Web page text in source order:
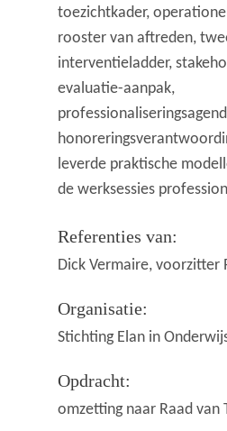
toezichtkader,
rooster van aftreden,
interventieladder,
evaluatie-aanpak,
leverde praktische
de werksessies
Referenties van:
Dick Vermaire, voorzitter
Organisatie:
Stichting Elan in
Opdracht:
omzetting naar Raad van